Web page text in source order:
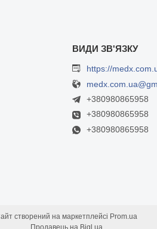
https://
+380980865958
+380980865958
+380980865958
створений на маркетплейсі Prom.ua
Продавець на Bigl.ua